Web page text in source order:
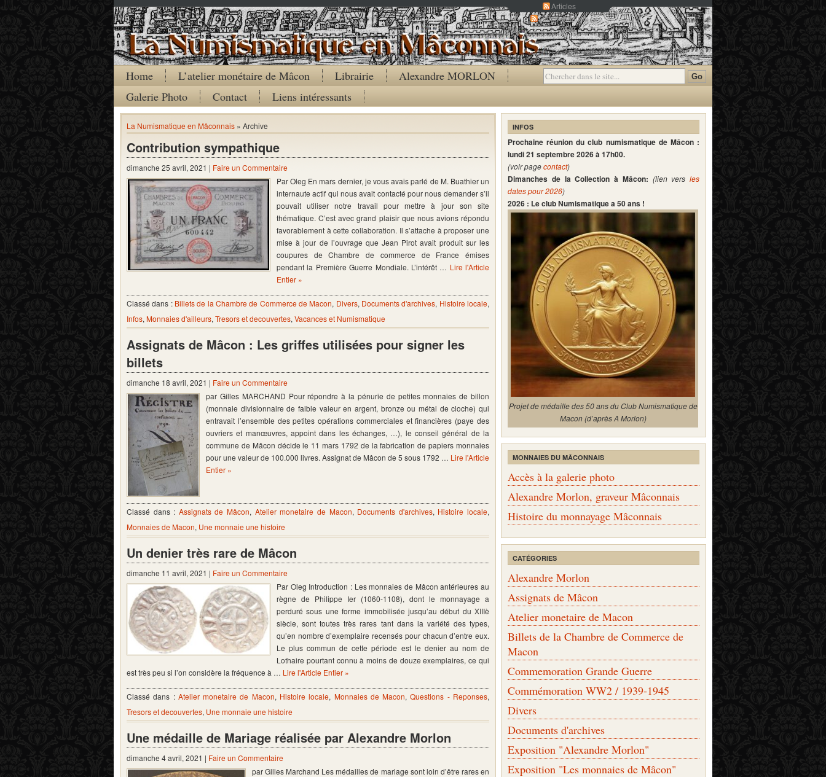
Articles
Commentaires
Home L’atelier monétaire de Mâcon Librairie
Alexandre MORLON
Galerie Photo
Contact Liens intéressants
La Numismatique en Mâconnais » Archive
Contribution sympathique
dimanche 25 avril, 2021 | Faire un Commentaire
Par Oleg En mars dernier, je vous avais parlé de M. Buathier un
internaute actif qui nous avait contacté pour nous demander s’il
pouvait utiliser notre travail pour mettre à jour son site
thématique. C’est avec grand plaisir que nous avions répondu
favorablement à cette collaboration. Il s’attache à proposer une
mise à jour de l’ouvrage que Jean Pirot avait produit sur les
coupures de Chambre de commerce de France émises
pendant la Première Guerre Mondiale. L’intérêt … Lire l'Article
Entier »
Classé dans : Billets de la Chambre de Commerce de Macon, Divers, Documents d'archives, Histoire locale,
Infos, Monnaies d'ailleurs, Tresors et decouvertes, Vacances et Numismatique
Assignats de Mâcon : Les griffes utilisées pour signer les
billets
dimanche 18 avril, 2021 | Faire un Commentaire
par Gilles MARCHAND Pour répondre à la pénurie de petites monnaies de billon
(monnaie divisionnaire de faible valeur en argent, bronze ou métal de cloche) qui
entravait l’ensemble des petites opérations commerciales et financières (paye des
ouvriers et manœuvres, appoint dans les échanges, …), le conseil général de la
commune de Mâcon décide le 11 mars 1792 de la fabrication de papiers monnaies
pour une valeur de 100.000 livres. Assignat de Mâcon de 5 sous 1792 … Lire l'Article
Entier »
Classé dans : Assignats de Mâcon, Atelier monetaire de Macon, Documents d'archives, Histoire locale,
Monnaies de Macon, Une monnaie une histoire
Un denier très rare de Mâcon
dimanche 11 avril, 2021 | Faire un Commentaire
Par Oleg Introduction : Les monnaies de Mâcon antérieures au
règne de Philippe Ier (1060-1108), dont le monnayage a
perduré sous une forme immobilisée jusqu’au début du XIIIè
siècle, sont toutes très rares tant dans la variété des types,
qu’en nombre d’exemplaire recensés pour chacun d’entre eux.
Le plus commun de cette période est le denier au nom de
Lothaire pourtant connu à moins de douze exemplaires, ce qui
est très peu si l’on considère la fréquence à … Lire l'Article Entier »
Classé dans : Atelier monetaire de Macon, Histoire locale, Monnaies de Macon,Questions - Reponses,
Tresors et decouvertes, Une monnaie une histoire
Une médaille de Mariage réalisée par Alexandre Morlon
dimanche 4 avril, 2021 | Faire un Commentaire
par Gilles Marchand Les médailles de mariage sont loin d’être rares en
INFOS
Prochaine réunion du club numismatique de Mâcon :
lundi 21 septembre 2026 à 17h00.
(voir pagecontact)
Dimanches de la Collection à Mâcon: (lien vers les
dates pour 2026)
2026 : Le club Numismatique a 50 ans !
Projet de médaille des 50 ans du Club Numismatique de
Macon (d’après A Morlon)
MONNAIES DU MÂCONNAIS
Accès à la galerie photo
Alexandre Morlon, graveur Mâconnais
Histoire du monnayage Mâconnais
CATÉGORIES
Alexandre Morlon
Assignats de Mâcon
Atelier monetaire de Macon
Billets de la Chambre de Commerce de
Macon
Commemoration Grande Guerre
Commémoration WW2 / 1939-1945
Divers
Documents d'archives
Exposition "Alexandre Morlon"
Exposition "Les monnaies de Mâcon"